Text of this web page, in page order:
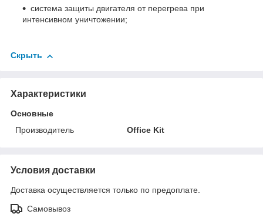
система защиты двигателя от перегрева при
интенсивном уничтожении;
Скрыть
Характеристики
Основные
Производитель
Office Kit
Условия доставки
Доставка осуществляется только по предоплате.
Самовывоз